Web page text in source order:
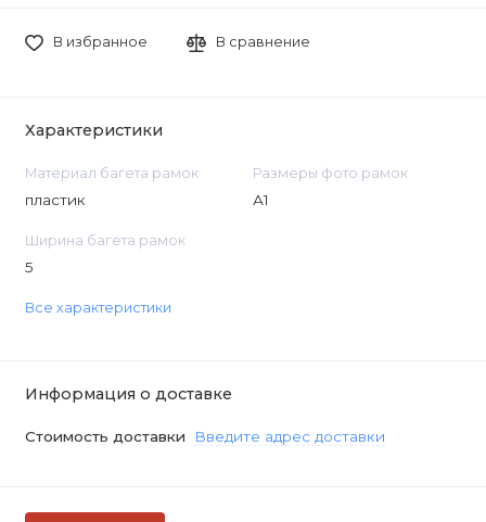
В избранное В сравнение
Характеристики
Материал багета рамок
пластик
Размеры фото рамок
А1
Ширина багета рамок
5
Все характеристики
Информация о доставке
Стоимость доставки Введите адрес доставки